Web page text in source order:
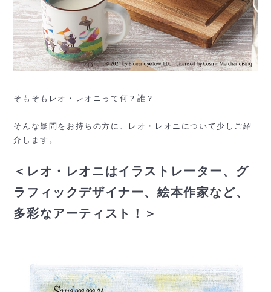
そもそもレオ・レオニって何？誰？
そんな疑問をお持ちの方に、レオ・レオニについて少しご紹
介します。
＜レオ・レオニはイラストレーター、グ
ラフィックデザイナー、絵本作家など、
多彩なアーティスト！＞